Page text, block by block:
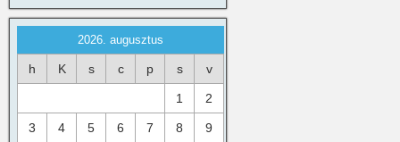
2026. augusztus
h K s c p s v
1 2
3 4 5 6 7 8 9